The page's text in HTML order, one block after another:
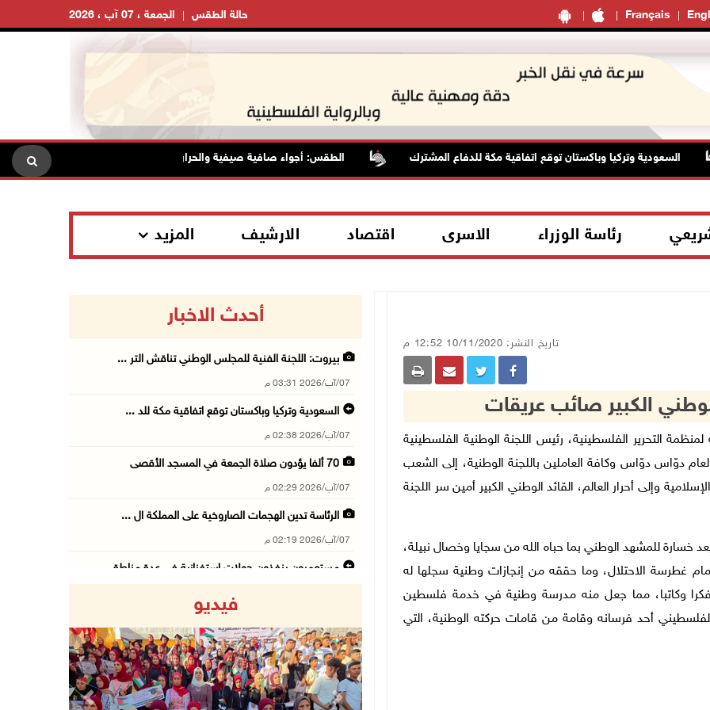
Français الجمعة ، 07 آب ، 2026 حالة الطقس
السعودية وتركيا وباكستان توقع اتفاقية مكة للدفاع المشترك الطقس: أجواء صافية صيفية والحرارة حول معدلها العام محافظة
رئاسة الوزراء الاسرى اقتصاد الارشيف المزيد
تاريخ النشر: 10/11/2020 12:52 م
الكبير صائب عريقات
لمنظمة التحرير الفلسطينية، رئيس اللجنة الوطنية الفلسطينية
دوّاس دوّاس وكافة العاملين باللجنة الوطنية، إلى الشعب
وإلى أحرار العالم، القائد الوطني الكبير أمين سر اللجنة
خسارة للمشهد الوطني بما حباه الله من سجايا وخصال نبيلة،
غطرسة الاحتلال، وما حققه من إنجازات وطنية سجلها له
وكاتبا، مما جعل منه مدرسة وطنية في خدمة فلسطين
أحد فرسانه وقامة من قامات حركته الوطنية، التي
أحدث الاخبار
بيروت: اللجنة الفنية للمجلس الوطني تناقش التر ...
07/آب/2026 03:31 م
السعودية وتركيا وباكستان توقع اتفاقية مكة للد ...
07/آب/2026 02:38 م
70 ألفا يؤدون صلاة الجمعة في المسجد الأقصى
07/آب/2026 02:29 م
الرئاسة تدين الهجمات الصاروخية على المملكة ال ...
07/آب/2026 02:19 م
مستعمرون ينفذون جولات استفزازية في عدة مناطق ...
07/آب/2026 01:41 م
مستعمرون يهاجمون صهريجا للمياه في خلايل اللوز ...
07/آب/2026 01:38 م
فيديو
Previous Next